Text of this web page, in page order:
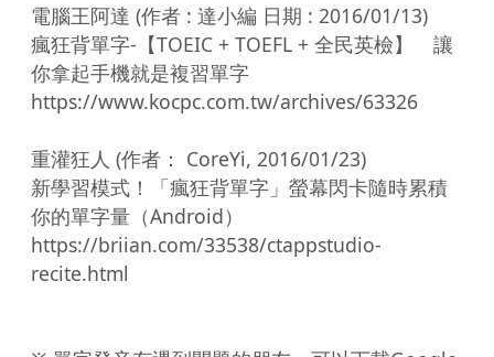
電腦王阿達 (作者 : 達小編 日期 : 2016/01/13)
瘋狂背單字-【TOEIC + TOEFL + 全民英檢】　讓
你拿起手機就是複習單字
https://www.kocpc.com.tw/archives/63326
重灌狂人 (作者： CoreYi, 2016/01/23)
新學習模式！「瘋狂背單字」螢幕閃卡隨時累積
你的單字量（Android）
https://briian.com/33538/ctappstudio-
recite.html